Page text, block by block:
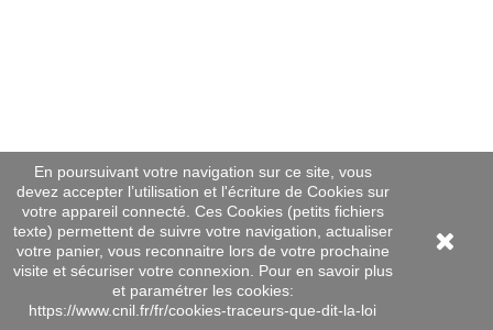
En poursuivant votre navigation sur ce site, vous
devez accepter l’utilisation et l'écriture de Cookies sur
votre appareil connecté. Ces Cookies (petits fichiers
texte) permettent de suivre votre navigation, actualiser
votre panier, vous reconnaitre lors de votre prochaine
visite et sécuriser votre connexion. Pour en savoir plus
et paramétrer les cookies:
https://www.cnil.fr/fr/cookies-traceurs-que-dit-la-loi